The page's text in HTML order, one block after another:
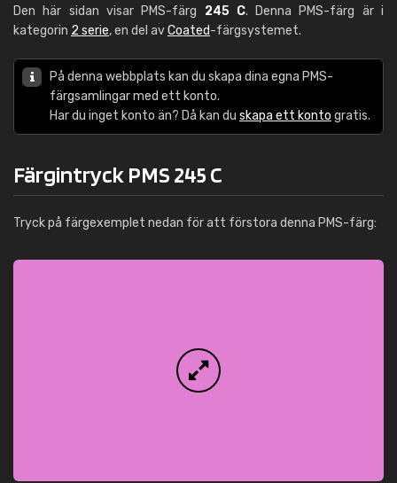
Den här sidan visar PMS-färg 245 C. Denna PMS-färg är i
kategorin 2 serie, en del avCoated-färgsystemet.
På denna webbplats kan du skapa dina egna PMS-
färgsamlingar med ett konto.
Har du inget konto än? Då kan du skapa ett konto gratis.
Färgintryck PMS 245 C
Tryck på färgexemplet nedan för att förstora denna PMS-färg: